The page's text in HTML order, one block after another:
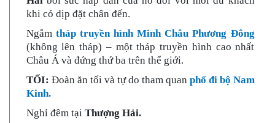
khi có dịp đặt chân đến.
Ngắm tháp truyền hình Minh Châu Phương Đông
(không lên tháp) – một tháp truyền hình cao nhất
Châu Á và đứng thứ ba trên thế giới.
TỐI: Đoàn ăn tối và tự do tham quan phố đi bộ Nam
Kinh.
Nghỉ đêm tại Thượng Hải.